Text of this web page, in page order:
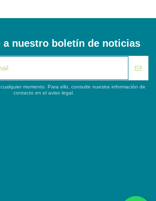
a nuestro boletín de noticias
momento. Para ello, consulte nuestra información de
contacto en el aviso legal.